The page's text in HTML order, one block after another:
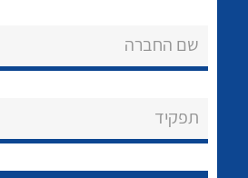
שם החברה
תפקיד